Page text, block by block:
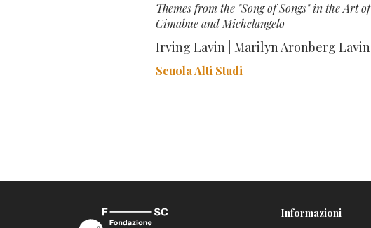
Themes from the "Song of Songs" in the Art of
Cimabue and Michelangelo
Irving Lavin | Marilyn Aronberg Lavin
Scuola Alti Studi
Informazioni